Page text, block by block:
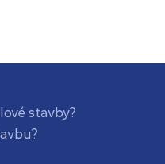
stavby?